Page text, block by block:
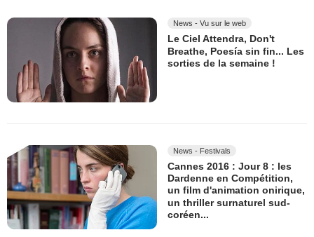
News - Vu sur le web
Le Ciel Attendra, Don't
Breathe, Poesía sin fin... Les
sorties de la semaine !
News - Festivals
Cannes 2016 : Jour 8 : les
Dardenne en Compétition,
un film d'animation onirique,
un thriller surnaturel sud-
coréen...